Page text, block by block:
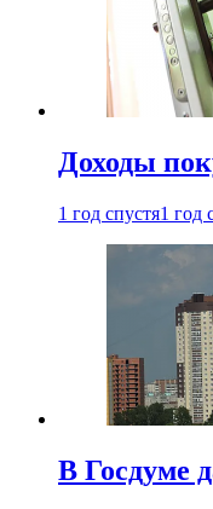
Доходы
1 год спустя1 год
В Госдуме